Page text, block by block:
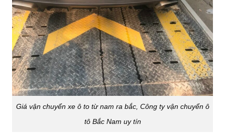
Giá vận chuyển xe ô to từ nam ra bắc, Công ty vận chuyển ô
tô Bắc Nam uy tín